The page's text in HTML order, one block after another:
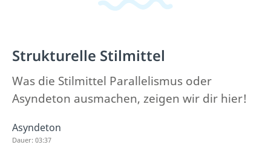
Strukturelle Stilmittel
Was die Stilmittel Parallelismus oder
Asyndeton ausmachen, zeigen wir dir hier!
Asyndeton
Dauer: 03:37